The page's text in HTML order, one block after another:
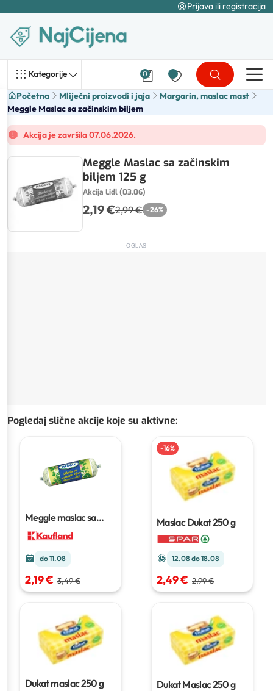
Prijava ili registracija
Kategorije 0
Početna Mliječni proizvodi i jaja
Margarin, maslac mast
Meggle Maslac sa začinskim biljem
Akcija je završila 07.06.2026.
Meggle Maslac sa začinskim
biljem 125 g
Akcija Lidl (03.06)
2,19 €2,99 € -26%
OGLAS
Pogledaj slične akcije koje su aktivne:
Meggle maslac sa
do 11.08
2,19 € 3,49 €
-16%
Maslac Dukat250 g
12.08 do 18.08
2,49 € 2,99 €
Dukat maslac250 g Dukat Maslac250 g